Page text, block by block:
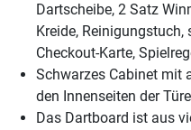
Dartscheibe, 2 Satz
Kreide,
Checkout-Karte,
Schwarzes Cabinet mit
den Innenseiten der
Das Dartboard ist aus